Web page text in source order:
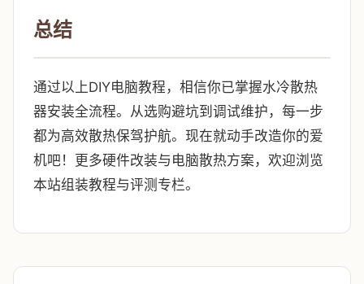
总结
通过以上DIY电脑教程，相信你已掌握水冷散热
器安装全流程。从选购避坑到调试维护，每一步
都为高效散热保驾护航。现在就动手改造你的爱
机吧！更多硬件改装与电脑散热方案，欢迎浏览
本站组装教程与评测专栏。